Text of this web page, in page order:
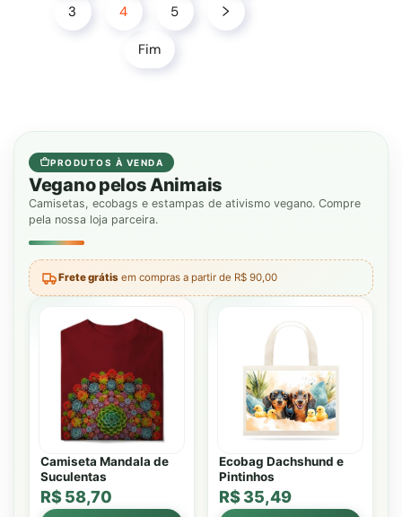
3 4 5
Fim
PRODUTOS À VENDA
Vegano pelos Animais
Camisetas, ecobags e estampas de ativismo vegano. Compre
pela nossa loja parceira.
Frete grátis em compras a partir de R$ 90,00
Camiseta Mandala de
Suculentas
R$ 58,70
Ecobag Dachshund e
Pintinhos
R$ 35,49